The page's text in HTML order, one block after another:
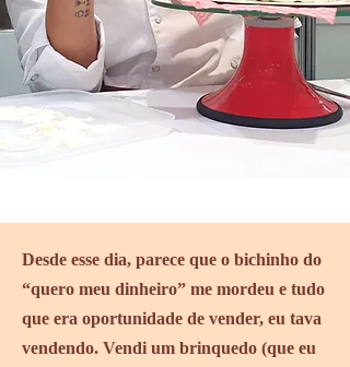
Desde esse dia, parece que o bichinho do
“quero meu dinheiro” me mordeu e tudo
que era oportunidade de vender, eu tava
vendendo. Vendi um brinquedo (que eu